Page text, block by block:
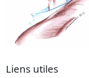
Liens utiles